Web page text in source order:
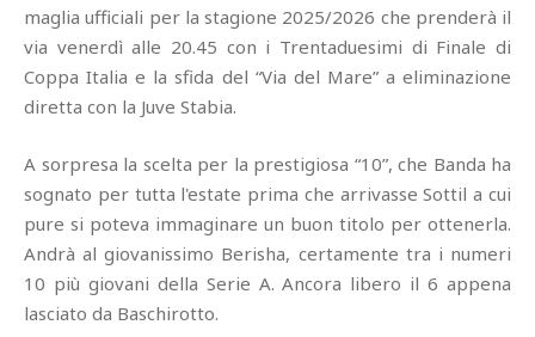
maglia ufficiali per la stagione 2025/2026 che prenderà il
via venerdì alle 20.45 con i Trentaduesimi di Finale di
Coppa Italia e la sfida del “Via del Mare” a eliminazione
diretta con la Juve Stabia.
A sorpresa la scelta per la prestigiosa “10”, che Banda ha
sognato per tutta l'estate prima che arrivasse Sottil a cui
pure si poteva immaginare un buon titolo per ottenerla.
Andrà al giovanissimo Berisha, certamente tra i numeri
10 più giovani della Serie A. Ancora libero il 6 appena
lasciato da Baschirotto.